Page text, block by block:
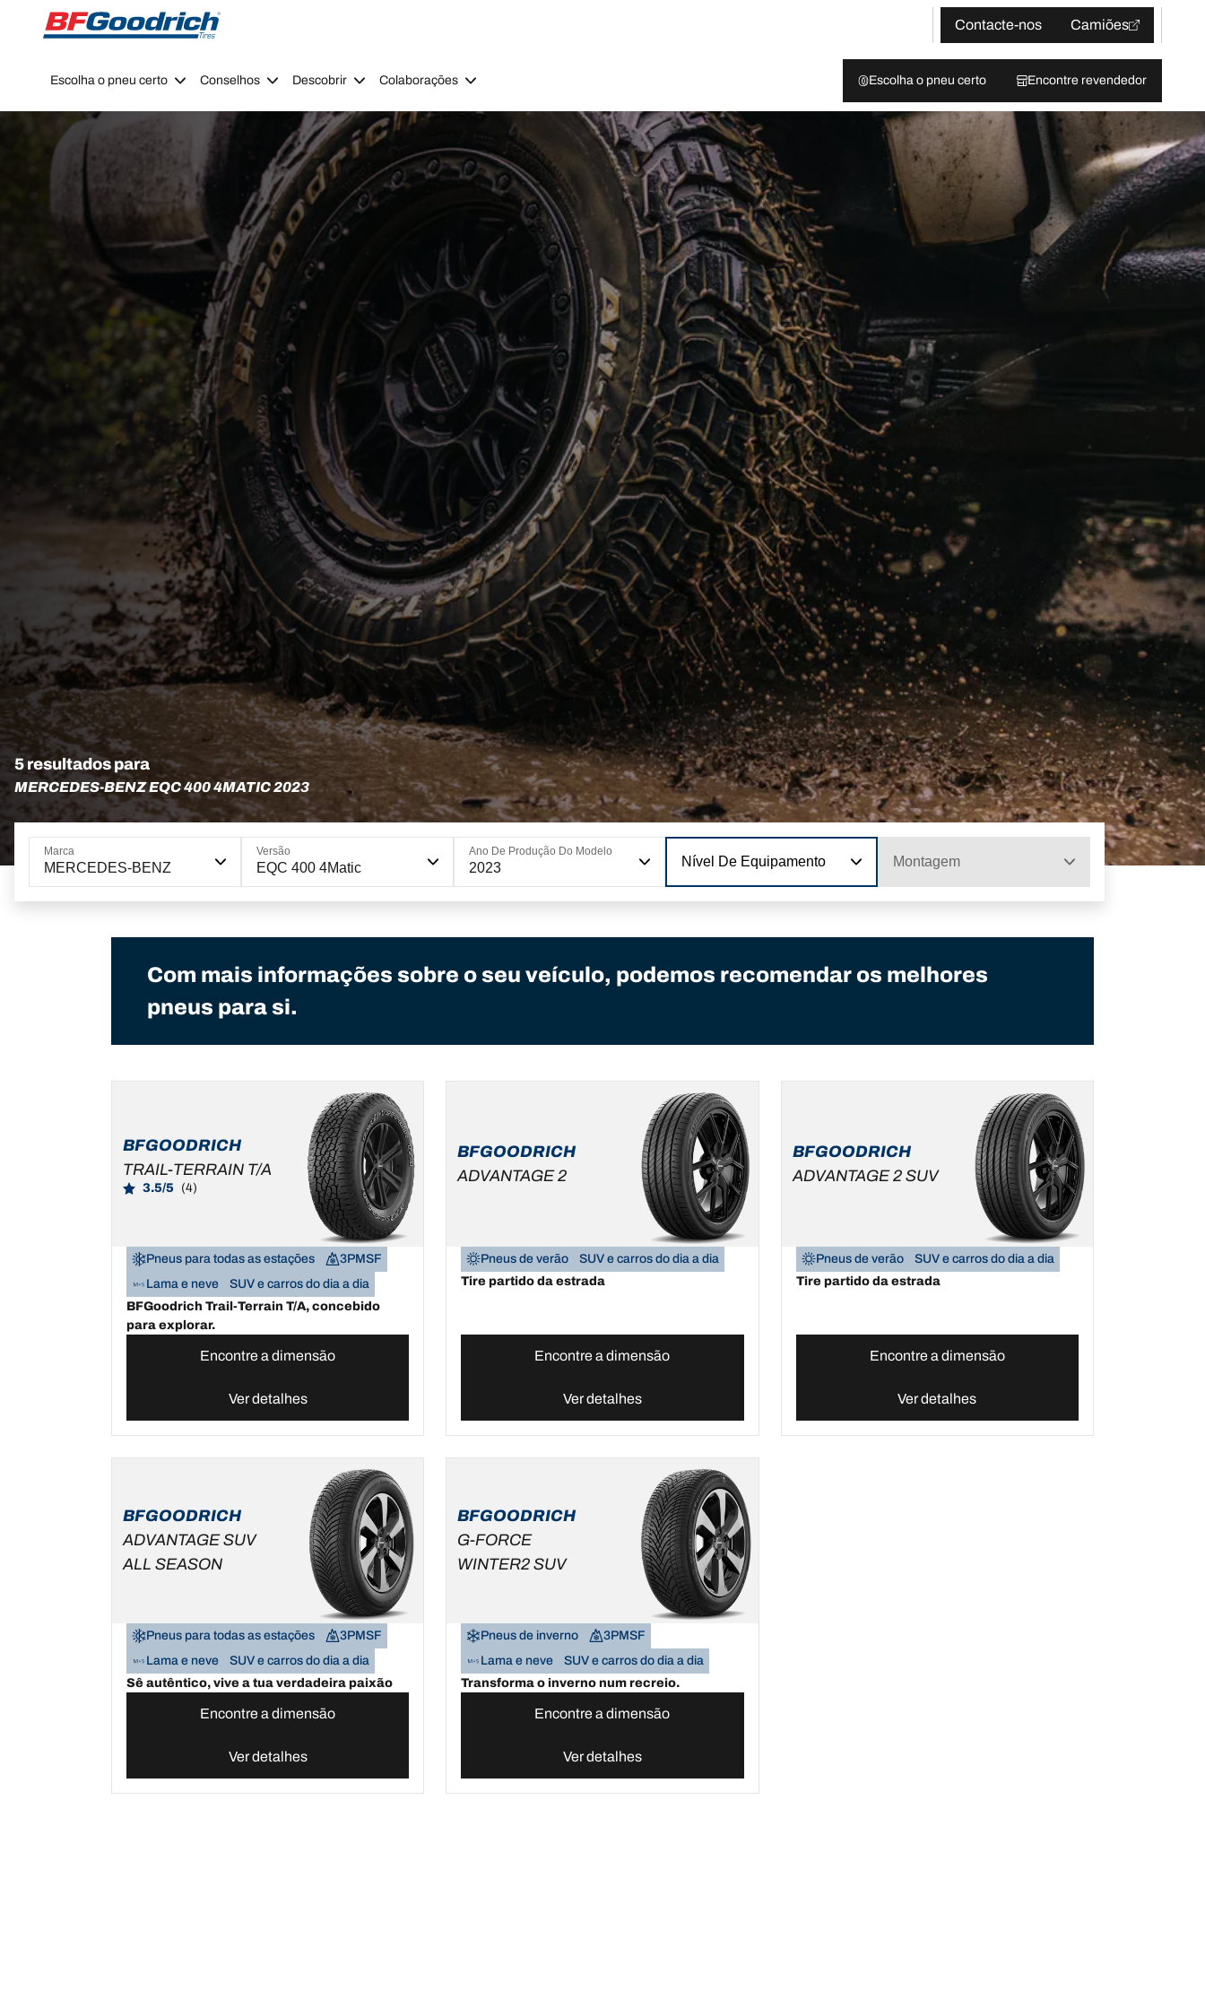
Go to page content
Go to page navigation
Contacte-nos
Camiões
Escolha o pneu certo Conselhos Descobrir Colaborações Escolha o pneu certo Encontre revendedor
5 resultados para
MERCEDES-BENZ EQC 400 4MATIC 2023
Marca
MERCEDES-BENZ
Versão
EQC 400 4Matic
Ano De Produção Do Modelo
2023 Nível De Equipamento Montagem
Com mais informações sobre o seu veículo, podemos recomendar os melhores
pneus para si.
BFGOODRICH
TRAIL-TERRAIN T/A
3.5/5 (4)
Pneus para todas as estações
3PMSF
Lama e neve
SUV e carros do dia a dia
BFGoodrich Trail-Terrain T/A, concebido
para explorar.
Encontre a dimensão
Ver detalhes
BFGOODRICH
ADVANTAGE 2
Pneus de verão
SUV e carros do dia a dia
Tire partido da estrada
Encontre a dimensão
Ver detalhes
BFGOODRICH
ADVANTAGE 2 SUV
Pneus de verão
SUV e carros do dia a dia
Tire partido da estrada
Encontre a dimensão
Ver detalhes
BFGOODRICH
ADVANTAGE SUV
ALL SEASON
Pneus para todas as estações
3PMSF
Lama e neve
SUV e carros do dia a dia
Sê autêntico, vive a tua verdadeira paixão
Encontre a dimensão
Ver detalhes
BFGOODRICH
G-FORCE
WINTER2 SUV
Pneus de inverno
3PMSF
Lama e neve
SUV e carros do dia a dia
Transforma o inverno num recreio.
Encontre a dimensão
Ver detalhes